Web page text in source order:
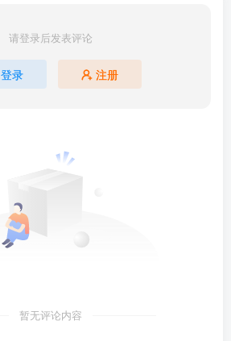
请登录后发表评论
登录 注册
暂无评论内容